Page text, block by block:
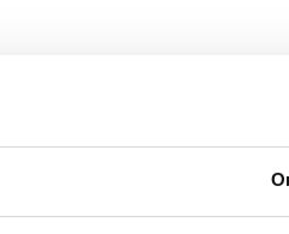
hvilke omkostninger i perioden.
konsekvens.